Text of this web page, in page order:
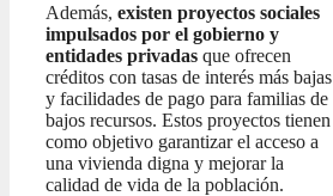
Además, existen proyectos sociales
impulsados por el gobierno y
entidades privadas que ofrecen
créditos con tasas de interés más bajas
y facilidades de pago para familias de
bajos recursos. Estos proyectos tienen
como objetivo garantizar el acceso a
una vivienda digna y mejorar la
calidad de vida de la población.